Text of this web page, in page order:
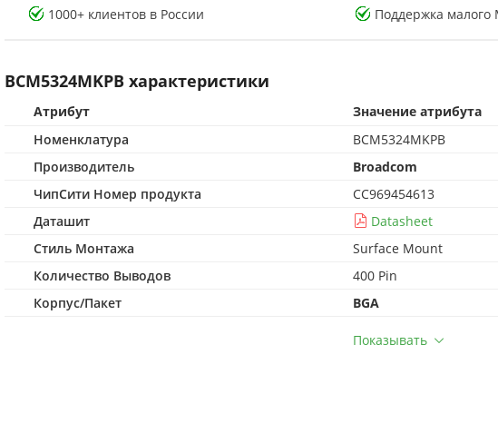
15+ лет опыта в контроле качества
Защита от подделок по стандартам CMA
15+ лет опыта в контроле качества
Защита от подделок по стандартам CMA
1000+ клиентов в России Поддержка малого
BCM5324MKPB характеристики
Атрибут
Значение атрибута
Номенклатура
BCM5324MKPB
Производитель
Broadcom
ЧипСити Номер продукта
CC969454613
Даташит
Datasheet
Стиль Монтажа
Surface Mount
Количество Выводов
400 Pin
Корпус/Пакет
BGA
Показывать